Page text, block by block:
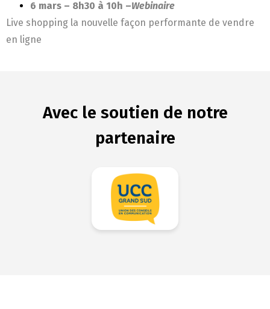
6 mars – 8h30 à 10h –Webinaire
Live shopping la nouvelle façon performante de vendre
en ligne
Avec le soutien de notre
partenaire